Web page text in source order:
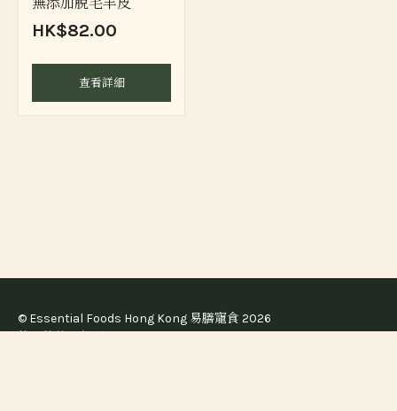
無添加脫毛羊皮
HK$82.00
查看詳細
© Essential Foods Hong Kong 易膳寵食 2026